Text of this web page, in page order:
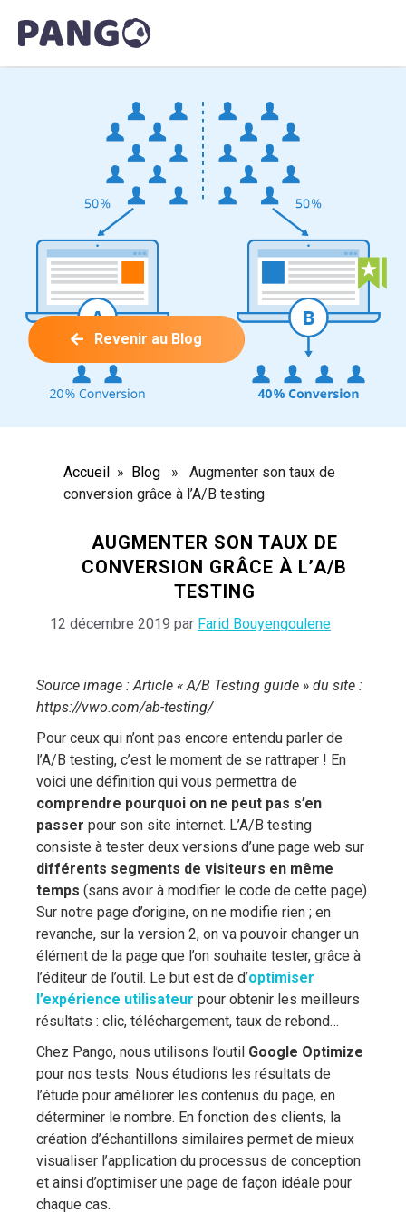
Revenir au Blog
Accueil » Blog » Augmenter son taux de
conversion grâce à l’A/B testing
AUGMENTER SON TAUX DE
CONVERSION GRÂCE À L’A/B
TESTING
12 décembre 2019 par Farid Bouyengoulene
Source image : Article « A/B Testing guide » du site :
https://vwo.com/ab-testing/
Pour ceux qui n’ont pas encore entendu parler de
l’A/B testing, c’est le moment de se rattraper ! En
voici une définition qui vous permettra de
comprendre pourquoi on ne peut pas s’en
passer pour son site internet. L’A/B testing
consiste à tester deux versions d’une page web sur
différents segments de visiteurs en même
temps (sans avoir à modifier le code de cette page).
Sur notre page d’origine, on ne modifie rien ; en
revanche, sur la version 2, on va pouvoir changer un
élément de la page que l’on souhaite tester, grâce à
l’éditeur de l’outil. Le but est de d’optimiser
l’expérience utilisateur pour obtenir les meilleurs
résultats : clic, téléchargement, taux de rebond…
Chez Pango, nous utilisons l’outil Google Optimize
pour nos tests. Nous étudions les résultats de
l’étude pour améliorer les contenus du page, en
déterminer le nombre. En fonction des clients, la
création d’échantillons similaires permet de mieux
visualiser l’application du processus de conception
et ainsi d’optimiser une page de façon idéale pour
chaque cas.